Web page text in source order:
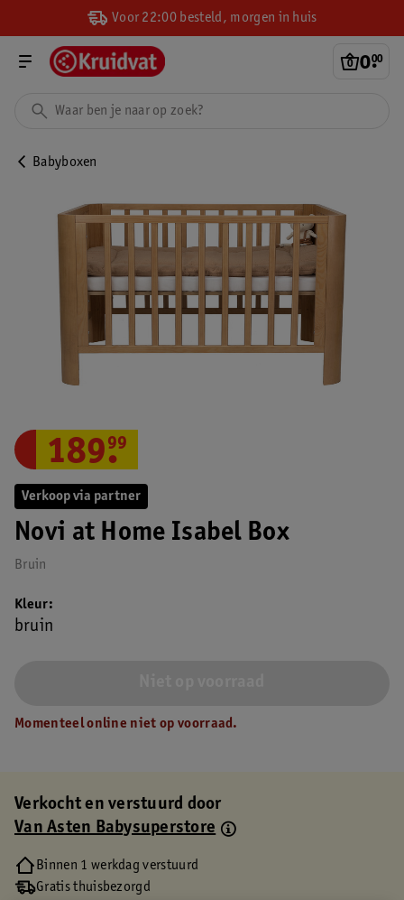
Voor 22:00 besteld, morgen in huis
0.
00
Babyboxen
Verkoop via partner
Novi at Home Isabel Box
Bruin
189.
99
Kleur
bruin
Momenteel online niet op voorraad.
Verkocht en verstuurd door
Van Asten Babysuperstore
Binnen 1 werkdag verstuurd
Gratis thuisbezorgd